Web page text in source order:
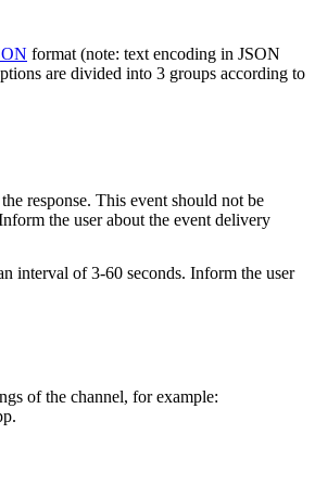
format (note: text encoding in JSON
are divided into 3 groups according to
response. This event should not be
the user about the event delivery
interval of 3-60 seconds. Inform the user
of the channel, for example: